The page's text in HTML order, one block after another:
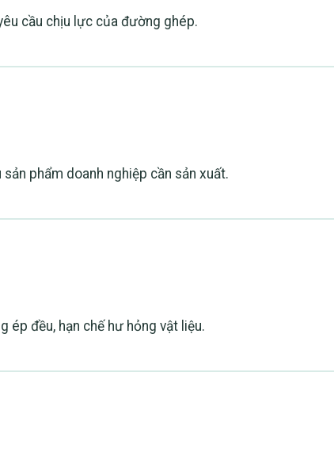
cầu chịu lực của đường ghép.
phẩm doanh nghiệp cần sản xuất.
ép đều, hạn chế hư hỏng vật liệu.